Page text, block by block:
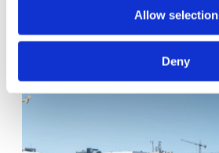
Allow selection
Deny
Nos Arredores